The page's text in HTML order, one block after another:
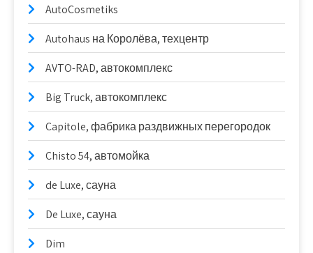
AutoCosmetiks
Autohaus на Королёва, техцентр
AVTO-RAD, автокомплекс
Big Truck, автокомплекс
Capitole, фабрика раздвижных перегородок
Chisto 54, автомойка
de Luxe, сауна
De Luxe, сауна
Dim